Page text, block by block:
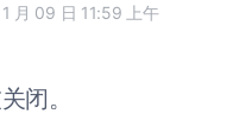
月 09 日 11:59 上午
闭。